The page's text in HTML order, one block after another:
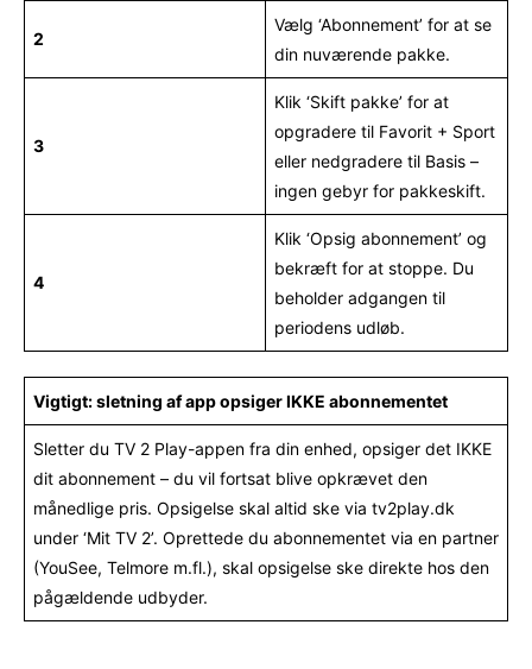
2
Vælg ‘Abonnement’ for at se
din nuværende pakke.
3
Klik ‘Skift pakke’ for at
opgradere til Favorit + Sport
eller nedgradere til Basis –
ingen gebyr for pakkeskift.
4
Klik ‘Opsig abonnement’ og
bekræft for at stoppe. Du
beholder adgangen til
periodens udløb.
Vigtigt: sletning af app opsiger IKKE abonnementet
Sletter du TV 2 Play-appen fra din enhed, opsiger det IKKE
dit abonnement – du vil fortsat blive opkrævet den
månedlige pris. Opsigelse skal altid ske via tv2play.dk
under ‘Mit TV 2’. Oprettede du abonnementet via en partner
(YouSee, Telmore m.fl.), skal opsigelse ske direkte hos den
pågældende udbyder.